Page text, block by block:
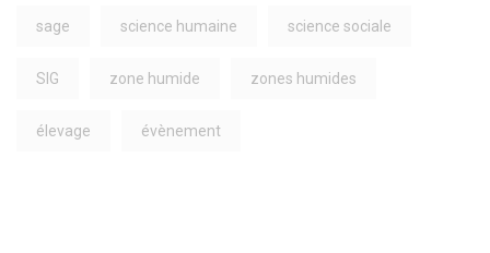
sage science humaine science sociale
SIG zone humide zones humides
élevage évènement